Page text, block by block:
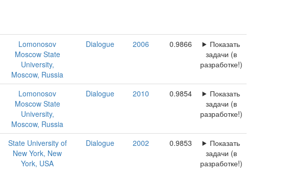
Lomonosov
Moscow State
University,
Moscow, Russia
Dialogue 2006 0.9866
Показать
задачи (в
разработке!)
Lomonosov
Moscow State
University,
Moscow, Russia
Dialogue 2010 0.9854
Показать
задачи (в
разработке!)
State University of
New York, New
York, USA
Dialogue 2002 0.9853
Показать
задачи (в
разработке!)